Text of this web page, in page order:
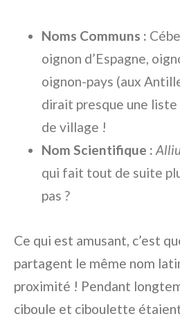
Noms Communs :
oignon d’Espagne,
oignon-pays (aux
dirait presque une
de village !
Nom Scientifique :
qui fait tout de suite
pas ?
Ce qui est amusant, c’est
partagent le même nom
proximité ! Pendant
ciboule et ciboulette